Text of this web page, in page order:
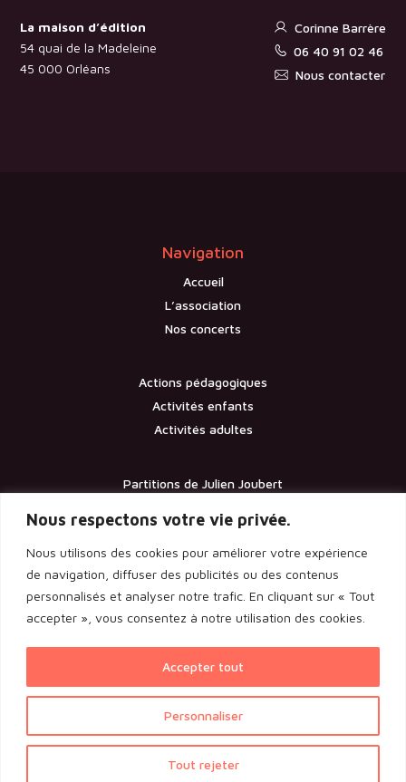
Nous respectons votre vie privée.
Nous utilisons des cookies pour améliorer votre expérience
de navigation, diffuser des publicités ou des contenus
personnalisés et analyser notre trafic. En cliquant sur « Tout
accepter », vous consentez à notre utilisation des cookies.
Personnaliser
Tout rejeter
Accepter tout
Congés d'été du 28 juillet au 16 août 2026. Les commandes seront
La maison d’édition
54 quai de la Madeleine
45 000 Orléans
Corinne Barrère
06 40 91 02 46
Nous contacter
Navigation
Accueil
L’association
Nos concerts
Actions pédagogiques
Activités enfants
Activités adultes
Partitions de Julien Joubert
Documents
Les statuts de l’association
Licence d’entrepreneur de spectacle
Rapport de l’assemblée générale 2024
Voir l'ensemble des documents
AltaisWeb